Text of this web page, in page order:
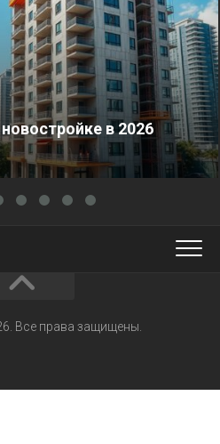
в 2026
Все права защищены.